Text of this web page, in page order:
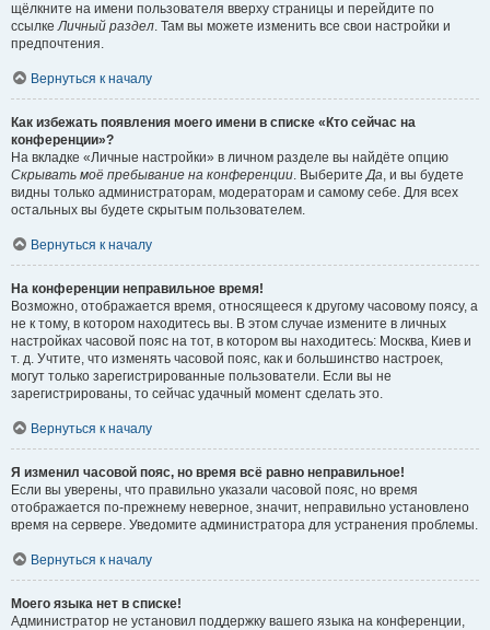
щёлкните на имени пользователя вверху страницы и перейдите по
ссылкеЛичный раздел. Там вы можете изменить все свои настройки и
предпочтения.
Вернуться к началу
Как избежать появления моего имени в списке «Кто сейчас на
конференции»?
На вкладке «Личные настройки» в личном разделе вы найдёте опцию
Скрывать моё пребывание на конференции. ВыберитеДа, и вы будете
видны только администраторам, модераторам и самому себе. Для всех
остальных вы будете скрытым пользователем.
Вернуться к началу
На конференции неправильное время!
Возможно, отображается время, относящееся к другому часовому поясу, а
не к тому, в котором находитесь вы. В этом случае измените в личных
настройках часовой пояс на тот, в котором вы находитесь: Москва, Киев и
т. д. Учтите, что изменять часовой пояс, как и большинство настроек,
могут только зарегистрированные пользователи. Если вы не
зарегистрированы, то сейчас удачный момент сделать это.
Вернуться к началу
Я изменил часовой пояс, но время всё равно неправильное!
Если вы уверены, что правильно указали часовой пояс, но время
отображается по-прежнему неверное, значит, неправильно установлено
время на сервере. Уведомите администратора для устранения проблемы.
Вернуться к началу
Моего языка нет в списке!
Администратор не установил поддержку вашего языка на конференции,